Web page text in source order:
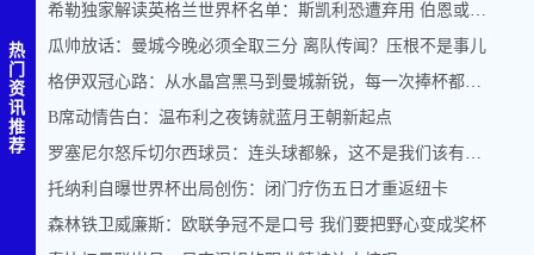
热
门
资
讯
推
荐
希勒独家解读英格兰世界杯名单：斯凯利恐遭弃用 伯恩或力压马奎尔入围
瓜帅放话：曼城今晚必须全取三分 离队传闻？压根不是事儿
格伊双冠心路：从水晶宫黑马到曼城新锐，每一次捧杯都是奇迹
B席动情告白：温布利之夜铸就蓝月王朝新起点
罗塞尼尔怒斥切尔西球员：连头球都躲，这不是我们该有的样子
托纳利自曝世界杯出局创伤：闭门疗伤五日才重返纽卡
森林铁卫威廉斯：欧联争冠不是口号 我们要把野心变成奖杯